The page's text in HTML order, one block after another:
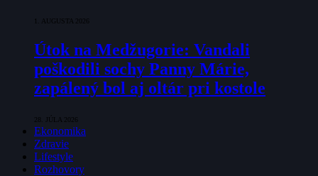
1. AUGUSTA 2026
Útok na Medžugorie: Vandali
poškodili sochy Panny Márie,
zapálený bol aj oltár pri kostole
28. JÚLA 2026
Ekonomika
Zdravie
Lifestyle
Rozhovory